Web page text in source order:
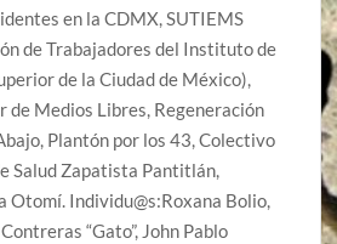
en la CDMX, SUTIEMS
de Trabajadores del Instituto de
de la Ciudad de México),
de Medios Libres, Regeneración
Plantón por los 43, Colectivo
Salud Zapatista Pantitlán,
Otomí. Individu@s:Roxana Bolio,
“Gato”, John Pablo